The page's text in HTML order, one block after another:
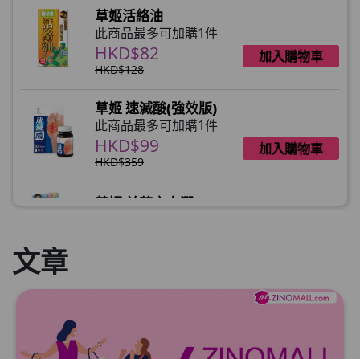
草姬活絡油
此商品最多可加購1件
HKD$82
HKD$128
加入購物車
草姬 速滅酸(強效版)
此商品最多可加購1件
HKD$99
HKD$359
加入購物車
草姬 益菌之白潤
HKD$369
文章